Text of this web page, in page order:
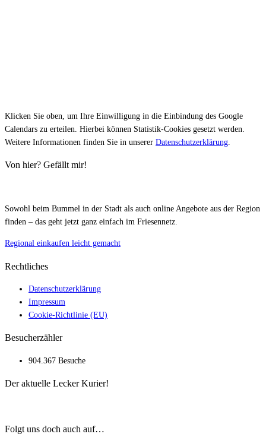
Klicken Sie oben, um Ihre Einwilligung in die Einbindung des Google
Calendars zu erteilen. Hierbei können Statistik-Cookies gesetzt werden.
Weitere Informationen finden Sie in unserer Datenschutzerklärung
Von hier? Gefällt mir!
Sowohl beim Bummel in der Stadt als auch online Angebote aus der Region
finden – das geht jetzt ganz einfach im Friesennetz.
Regional einkaufen leicht gemacht
Rechtliches
Datenschutzerklärung
Impressum
Cookie-Richtlinie (EU)
Besucherzähler
904.367 Besuche
Der aktuelle Lecker Kurier!
Folgt uns doch auch auf…